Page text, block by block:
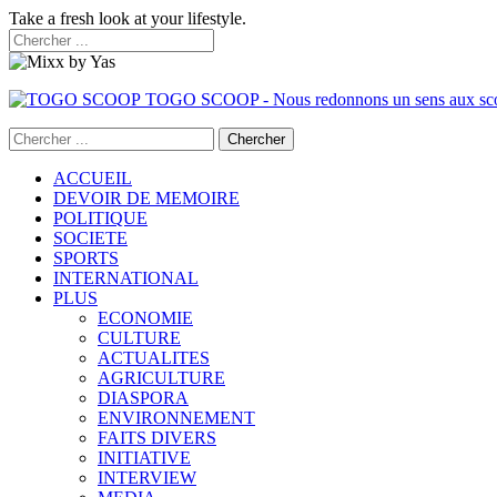
Take a fresh look at your lifestyle.
TOGO SCOOP - Nous redonnons un sens aux
ACCUEIL
DEVOIR DE MEMOIRE
POLITIQUE
SOCIETE
SPORTS
INTERNATIONAL
PLUS
ECONOMIE
CULTURE
ACTUALITES
AGRICULTURE
DIASPORA
ENVIRONNEMENT
FAITS DIVERS
INITIATIVE
INTERVIEW